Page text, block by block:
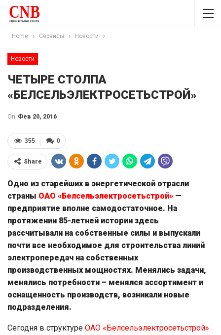
Home Сервисы Новости
Новости
ЧЕТЫРЕ СТОЛПА
«БЕЛСЕЛЬЭЛЕКТРОСЕТЬСТРОЙ»
On Фев 20, 2016
0
355
Share
Одно из старейших в энергетической отрасли
страны ОАО «Белсельэлектросетьстрой» —
предприятие вполне самодостаточное. На
протяжении 85-летней истории здесь
рассчитывали на собственные силы и выпускали
почти все необходимое для строительства линий
электропередач на собственных
производственных мощностях. Менялись задачи,
менялись потребности – менялся ассортимент и
оснащенность производств, возникали новые
подразделения.
Сегодня в структуре ОАО «Белсельэлектросетьстрой»